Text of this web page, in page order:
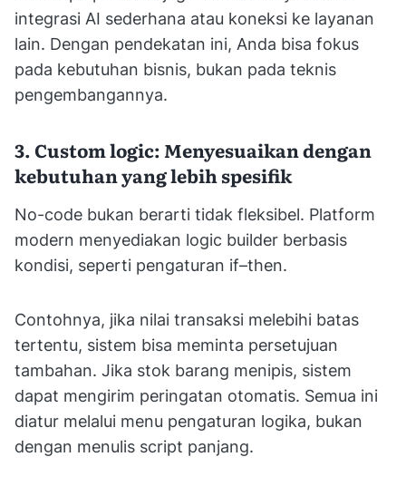
integrasi AI sederhana atau koneksi ke layanan
lain. Dengan pendekatan ini, Anda bisa fokus
pada kebutuhan bisnis, bukan pada teknis
pengembangannya.
3. Custom logic: Menyesuaikan dengan
kebutuhan yang lebih spesifik
No-code bukan berarti tidak fleksibel. Platform
modern menyediakan logic builder berbasis
kondisi, seperti pengaturan if–then.
Contohnya, jika nilai transaksi melebihi batas
tertentu, sistem bisa meminta persetujuan
tambahan. Jika stok barang menipis, sistem
dapat mengirim peringatan otomatis. Semua ini
diatur melalui menu pengaturan logika, bukan
dengan menulis script panjang.